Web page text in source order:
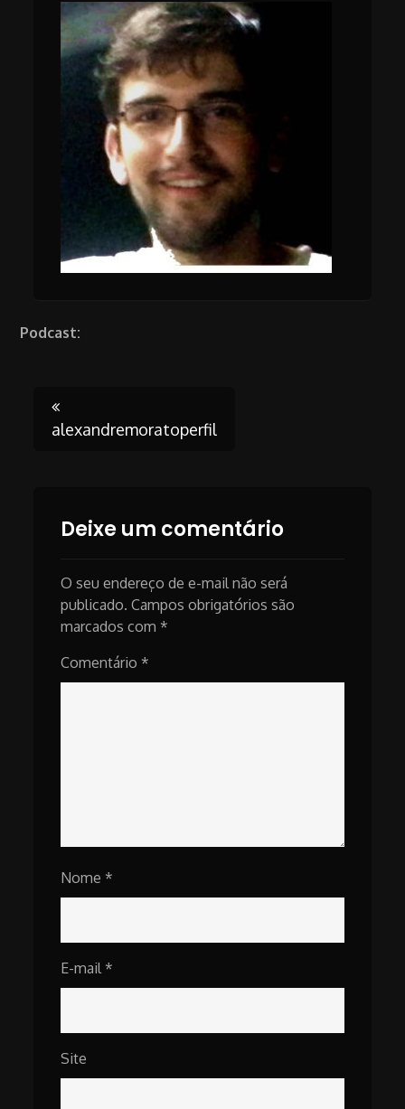
Podcast:
Post
alexandremoratoperfil
Deixe um comentário
O seu endereço de e-mail não será
publicado. Campos obrigatórios são
marcados com *
Comentário *
Nome *
E-mail *
Site